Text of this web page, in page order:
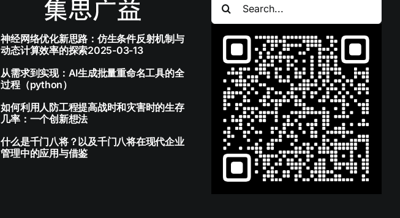
神经网络优化新思路：仿生条件反射机制与
动态计算效率的探索2025-03-13
从需求到实现：AI生成批量重命名工具的全
过程（python）
如何利用人防工程提高战时和灾害时的生存
几率：一个创新想法
什么是千门八将？以及千门八将在现代企业
管理中的应用与借鉴
索：